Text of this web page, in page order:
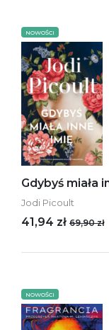
NOWOŚCI
Gdybyś miała
Jodi Picoult
41,94 zł 69,90 zł
NOWOŚCI